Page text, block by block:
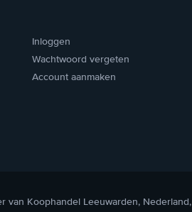
Inloggen
Wachtwoord vergeten
Account aanmaken
van Koophandel Leeuwarden, Nederland,